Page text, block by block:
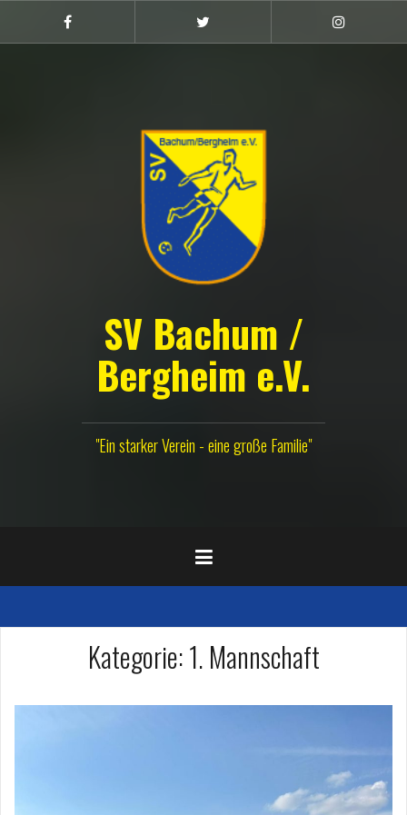
springen
Facebook
Instagram
(Damen)
SV Bachum /
Bergheim e.V.
"Ein starker Verein - eine große Familie"
Kategorie:1. Mannschaft